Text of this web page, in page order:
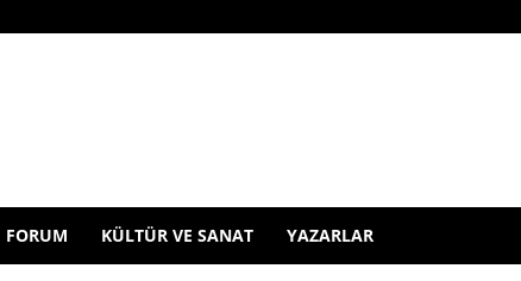
FORUM KÜLTÜR VE SANAT YAZARLAR